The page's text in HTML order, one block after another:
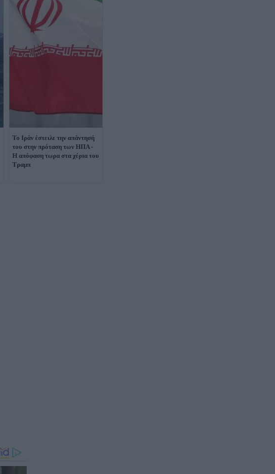
Το Ιράν έστειλε την απάντησή
του στην πρόταση των ΗΠΑ -
Η απόφαση τωρα στα χέρια του
Τραμπ